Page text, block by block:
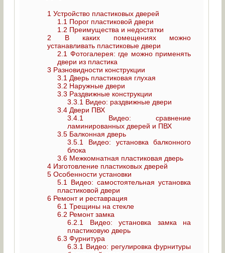
1 Устройство пластиковых дверей
1.1 Порог пластиковой двери
1.2 Преимущества и недостатки
2 В каких помещениях можно
устанавливать пластиковые двери
2.1 Фотогалерея: где можно применять
двери из пластика
3 Разновидности конструкции
3.1 Дверь пластиковая глухая
3.2 Наружные двери
3.3 Раздвижные конструкции
3.3.1 Видео: раздвижные двери
3.4 Двери ПВХ
3.4.1
Видео: сравнение
ламинированных дверей и ПВХ
3.5 Балконная дверь
3.5.1
Видео: установка балконного
блока
3.6 Межкомнатная пластиковая дверь
4 Изготовление пластиковых дверей
5 Особенности установки
5.1
Видео: самостоятельная установка
пластиковой двери
6 Ремонт и реставрация
6.1 Трещины на стекле
6.2 Ремонт замка
6.2.1
Видео: установка замка на
пластиковую дверь
6.3 Фурнитура
6.3.1 Видео: регулировка фурнитуры